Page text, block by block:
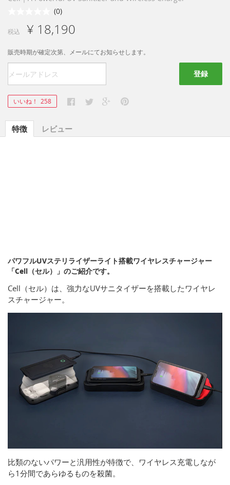
(0)
税込 ¥ 18,190
販売時期が確定次第、メールにてお知らせします。
登録
いいね！ 258
特徴 レビュー
パワフルUVステリライザーライト搭載ワイヤレスチャージャー
「Cell（セル）」のご紹介です。
Cell（セル）は、強力なUVサニタイザーを搭載したワイヤレ
スチャージャー。
比類のないパワーと汎用性が特徴で、ワイヤレス充電しなが
ら1分間であらゆるものを殺菌。